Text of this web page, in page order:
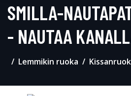
SMILLA-
- NAUTAA
Lemmikin ruoka